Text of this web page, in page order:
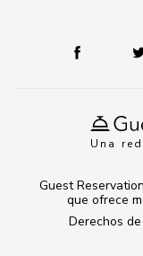
Una
Derechos
Guest
que ofrece